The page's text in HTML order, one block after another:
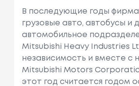
В последующие годы фирма
грузовые авто, автобусы и
автомобильное
Mitsubishi Heavy Industries
независимость и вместе с
Mitsubishi Motors
этот год считается годом